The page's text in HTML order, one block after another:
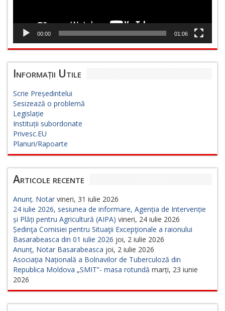
00:00 01:06
Informații Utile
Scrie Președintelui
Sesizează o problemă
Legislație
Instituții subordonate
Privesc.EU
Planuri/Rapoarte
Articole recente
Anunț. Notar vineri, 31 iulie 2026
24 iulie 2026, sesiunea de informare, Agenția de Intervenție
și Plăți pentru Agricultură (AIPA) vineri, 24 iulie 2026
Ședinţa Comisiei pentru Situaţii Excepţionale a raionului
Basarabeasca din 01 iulie 2026 joi, 2 iulie 2026
Anunț, Notar Basarabeasca joi, 2 iulie 2026
Asociația Națională a Bolnavilor de Tuberculoză din
Republica Moldova „SMIT”- masa rotundă marți, 23 iunie
2026